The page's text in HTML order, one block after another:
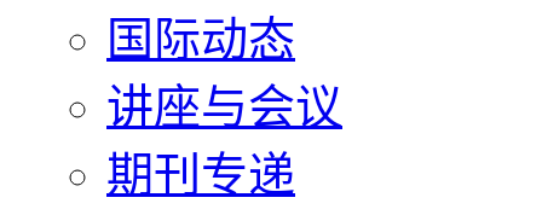
国际动态
讲座与会议
期刊专递